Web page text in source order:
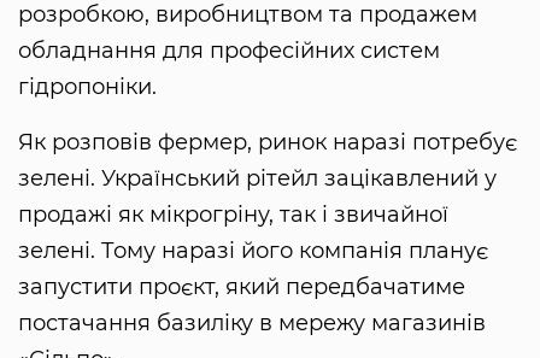
розробкою, виробництвом та продажем
обладнання для професійних систем
гідропоніки.
Як розповів фермер, ринок наразі потребує
зелені. Український рітейл зацікавлений у
продажі як мікрогріну, так і звичайної
зелені. Тому наразі його компанія планує
запустити проєкт, який передбачатиме
постачання базиліку в мережу магазинів